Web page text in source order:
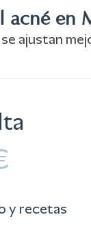
acné en
ajustan
y recetas